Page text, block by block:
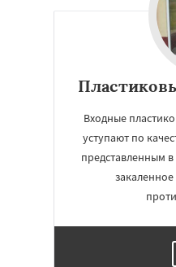
Входные
уступают по
представленным